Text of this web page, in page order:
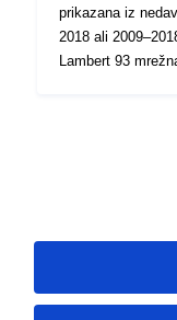
prikazana iz
2018 ali 2009–2018 po
Lambert 93
informacij si
PDF.